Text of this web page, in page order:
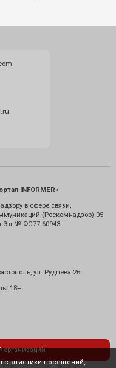
INFORMER»
в сфере связи,
(Роскомнадзор) 05
Эл № ФС77-60943.
ул. Руднева 26.
18+
статистики посещений,